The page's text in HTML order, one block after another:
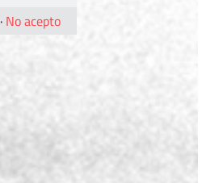
· No acepto